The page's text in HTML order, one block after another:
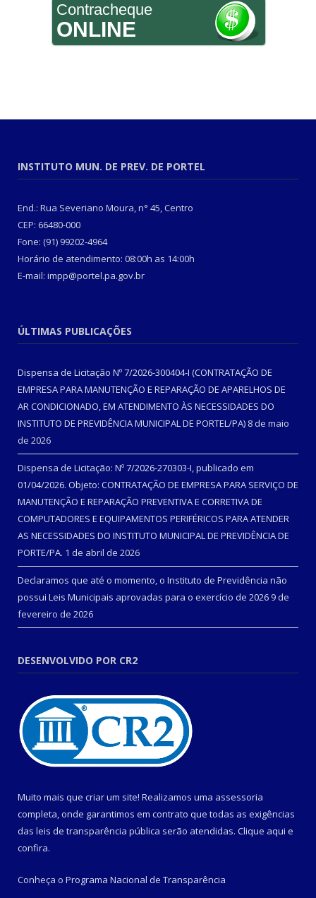
Contracheque
ONLINE
INSTITUTO MUN. DE PREV. DE PORTEL
End.: Rua Severiano Moura, n° 45, Centro
CEP: 66480-000
Fone: (91) 99202-4964
Horário de atendimento: 08:00h as 14:00h
E-mail: impp@portel.pa.gov.br
ÚLTIMAS PUBLICAÇÕES
Dispensa de Licitação Nº 7/2026-300404-I (CONTRATAÇÃO DE
EMPRESA PARA MANUTENÇÃO E REPARAÇÃO DE APARELHOS DE
AR CONDICIONADO, EM ATENDIMENTO ÀS NECESSIDADES DO
INSTITUTO DE PREVIDÊNCIA MUNICIPAL DE PORTEL/PA) 8 de maio
de 2026
Dispensa de Licitação: Nº 7/2026-270303-I, publicado em
01/04/2026. Objeto: CONTRATAÇÃO DE EMPRESA PARA SERVIÇO DE
MANUTENÇÃO E REPARAÇÃO PREVENTIVA E CORRETIVA DE
COMPUTADORES E EQUIPAMENTOS PERIFÉRICOS PARA ATENDER
AS NECESSIDADES DO INSTITUTO MUNICIPAL DE PREVIDÊNCIA DE
PORTE/PA. 1 de abril de 2026
Declaramos que até o momento, o Instituto de Previdência não
possui Leis Municipais aprovadas para o exercício de 2026 9 de
fevereiro de 2026
DESENVOLVIDO POR CR2
Muito mais que criar um site! Realizamos uma assessoria
completa, onde garantimos em contrato que todas as exigências
das leis de transparência pública serão atendidas. Clique aqui e
confira.
Conheça o Programa Nacional de Transparência